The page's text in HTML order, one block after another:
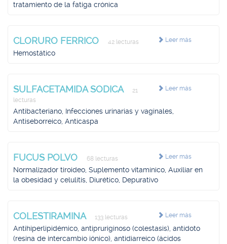
tratamiento de la fatiga crónica
Leer más
CLORURO FERRICO 42 lecturas
Hemostático
Leer más
SULFACETAMIDA SODICA
21
lecturas
Antibacteriano, Infecciones urinarias y vaginales,
Antiseborreico, Anticaspa
Leer más
FUCUS POLVO 68 lecturas
Normalizador tiroideo, Suplemento vitamínico, Auxiliar en
la obesidad y celulitis, Diurético, Depurativo
Leer más
COLESTIRAMINA 133 lecturas
Antihiperlipidémico, antipruriginoso (colestasis), antídoto
(resina de intercambio iónico), antidiarreico (ácidos